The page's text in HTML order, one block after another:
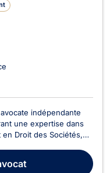
indépendante
une expertise dans
Droit des Sociétés,
Sociale. En Droit des